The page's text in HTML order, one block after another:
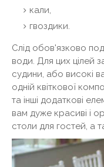
кали,
гвоздики.
Слід обов'язково
води. Для цих цілей
судини, або високі
одній квіткової
та інші додаткові
вам дуже красиві і
столи для гостей, а